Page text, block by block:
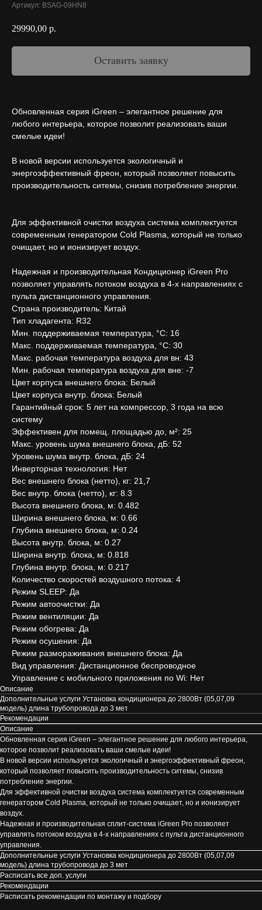
Артикул: BSAG-09HN8
29990,00 р.
Оставить заявку
Обновленная серия iGreen – элегантное решение для
любого интерьера, которое позволит реализовать ваши
смелые идеи!
В новой версии используется экологичный и
энергоэффективный фреон, который позволяет повысить
производительность ситемы, снизив потребление энергии.
Для эффективной очистки воздуха система комплектуется
современным генератором Cold Plasma, который не только
очищает, но и ионизирует воздух.
Надежная и производительная Кондиционер iGreen Pro
позволяет управлять потоком воздуха в 4-х направлениях с
пульта дистанционного управления.
Страна производитель: Китай
Тип хладагента: R32
Мин. поддерживаемая температура, °С: 16
Макс. поддерживаемая температура, °С: 30
Макс. рабочая температура воздуха для вн: 43
Мин. рабочая температура воздуха для вне: -7
Цвет корпуса внешнего блока: Белый
Цвет корпуса внутр. блока: Белый
Гарантийный срок: 5 лет на компрессор, 3 года на всю
систему
Эффективен для помещ. площадью до, м²: 25
Макс. уровень шума внешнего блока, дБ: 52
Уровень шума внутр. блока, дБ: 24
Инверторная технология: Нет
Вес внешнего блока (нетто), кг: 21,7
Вес внутр. блока (нетто), кг: 8.3
Высота внешнего блока, м: 0.482
Ширина внешнего блока, м: 0.66
Глубина внешнего блока, м: 0.24
Высота внутр. блока, м: 0.27
Ширина внутр. блока, м: 0.818
Глубина внутр. блока, м: 0.217
Количество скоростей воздушного потока: 4
Режим SLEEP: Да
Режим автоочистки: Да
Режим вентиляции: Да
Режим обогрева: Да
Режим осушения: Да
Режим размораживания внешнего блока: Да
Вид управления: Дистанционное беспроводное
Управление c мобильного приложения по Wi: Нет
Описание
Дополнительные услуги Установка кондиционера до 2800Вт (05,07,09
модель) длина трубопровода до 3 мет
Рекомендации
Описание
Обновленная серия iGreen – элегантное решение для любого интерьера,
которое позволит реализовать ваши смелые идеи!
В новой версии используется экологичный и энергоэффективный фреон,
который позволяет повысить производительность ситемы, снизив
потребление энергии.
Для эффективной очистки воздуха система комплектуется современным
генератором Cold Plasma, который не только очищает, но и ионизирует
воздух.
Надежная и производительная сплит-система iGreen Pro позволяет
управлять потоком воздуха в 4-х направлениях с пульта дистанционного
управления.
Дополнительные услуги Установка кондиционера до 2800Вт (05,07,09
модель) длина трубопровода до 3 мет
Расписать все доп. услуги
Рекомендации
Расписать рекомендации по монтажу и подбору